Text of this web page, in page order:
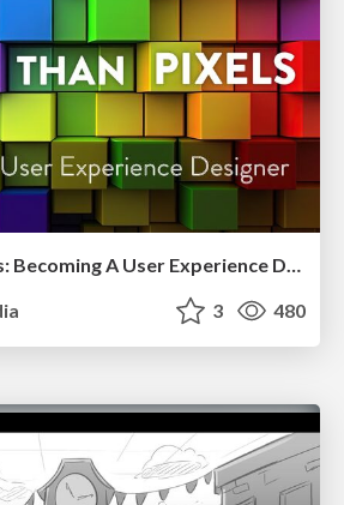
More Than Pixels: Becoming A User Experience Designer
3 480